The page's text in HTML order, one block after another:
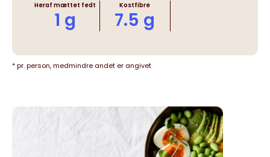
Heraf mættet fedt
1 g
Kostfibre
7.5 g
* pr. person, medmindre andet er angivet